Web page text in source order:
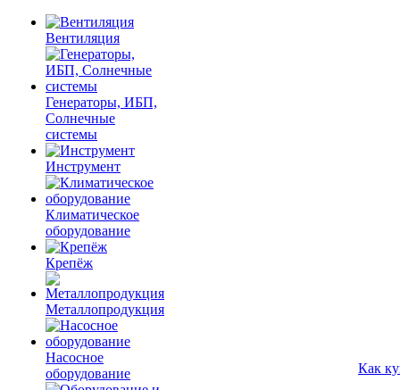
Вентиляция
Генераторы, ИБП,
Солнечные
системы
Инструмент
Климатическое
оборудование
Крепёж
Металлопродукция
Насосное
оборудование
Как